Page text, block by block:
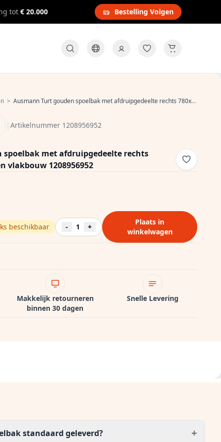
tot € 20.000 Bestelling Volgen
> Ausmann Turt gouden spoelbak met afdruipgedeelte rechts 780x500mm opbouw en vlakbouw 1208956952
|Artikelnummer 1208956952
spoelbak met afdruipgedeelte rechts
vlakbouw 1208956952
beschikbaar - 1 +
Plaats in
winkelwagen
Makkelijk retourneren
binnen 30 dagen
Snelle Levering
standaard geleverd? +